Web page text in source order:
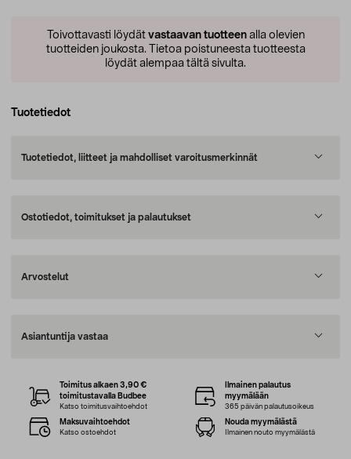
Toivottavasti löydät vastaavan tuotteenalla olevien
tuotteiden joukosta. Tietoa poistuneesta tuotteesta
löydät alempaa tältä sivulta.
Tuotetiedot
Tuotetiedot, liitteet ja mahdolliset varoitusmerkinnät
Ostotiedot, toimitukset ja palautukset
Arvostelut
Asiantuntija vastaa
Toimitus alkaen 3,90 €
toimitustavalla Budbee
Katso toimitusvaihtoehdot
Ilmainen palautus
myymälään
365 päivän palautusoikeus
Maksuvaihtoehdot
Katso ostoehdot
Nouda myymälästä
Ilmainen nouto myymälästä